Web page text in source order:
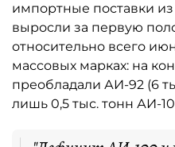
импортные поставки
выросли за первую
относительно всего
массовых марках: на
преобладали АИ-92 (6
лишь 0,5 тыс. тонн АИ-